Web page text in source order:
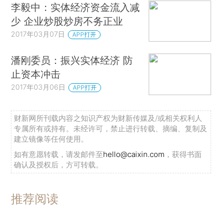
李毅中：实体经济资金流入减
少 企业炒股炒房不务正业
2017年03月07日 APP打开
潘刚委员：振兴实体经济 防
止资本冲击
2017年03月06日 APP打开
财新网所刊载内容之知识产权为财新传媒及/或相关权利人
专属所有或持有。未经许可，禁止进行转载、摘编、复制及
建立镜像等任何使用。
如有意愿转载，请发邮件至hello@caixin.com ，获得书面
确认及授权后，方可转载。
推荐阅读